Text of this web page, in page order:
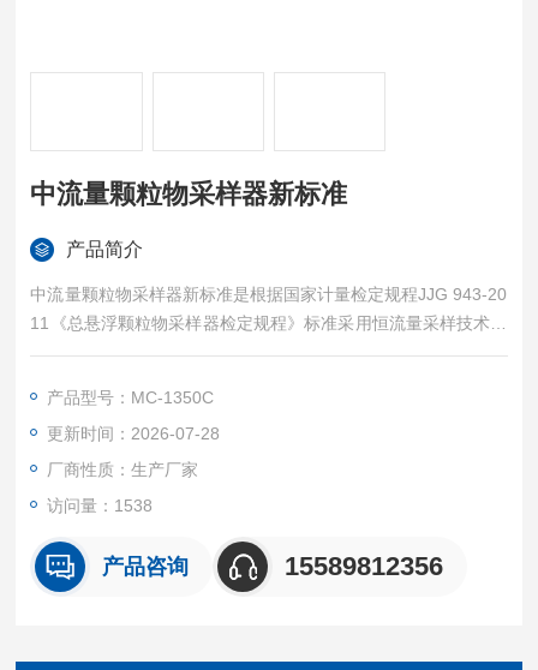
中流量颗粒物采样器新标准
产品简介
中流量颗粒物采样器新标准是根据国家计量检定规程JJG 943-20
11《总悬浮颗粒物采样器检定规程》标准采用恒流量采样技术设
计而成。采样器采用滤膜称重法捕集环境空气中的总悬浮颗粒物
吸收法采集环境大气、室内空气中的各种气态物质。可广泛应用
于环境监测、卫生防疫、劳动保护、科研院校等领域进行气态物
质以及颗粒物的样品采集。
产品型号：MC-1350C
更新时间：2026-07-28
厂商性质：生产厂家
访问量：1538
产品咨询 15589812356